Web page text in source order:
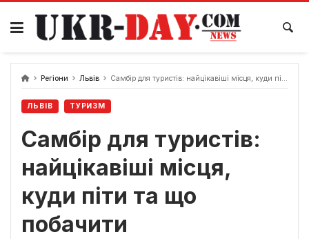
Перейти
вмісту
Регіони Львів Самбір для туристів: найцікавіші місця, куди піти та що побачити
ЛЬВІВ ТУРИЗМ
Самбір для туристів:
найцікавіші місця,
куди піти та що
побачити